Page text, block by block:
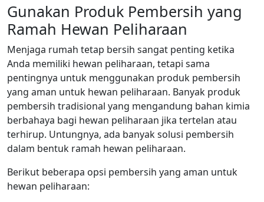
Gunakan Produk Pembersih yang
Ramah Hewan Peliharaan
Menjaga rumah tetap bersih sangat penting ketika
Anda memiliki hewan peliharaan, tetapi sama
pentingnya untuk menggunakan produk pembersih
yang aman untuk hewan peliharaan. Banyak produk
pembersih tradisional yang mengandung bahan kimia
berbahaya bagi hewan peliharaan jika tertelan atau
terhirup. Untungnya, ada banyak solusi pembersih
dalam bentuk ramah hewan peliharaan.
Berikut beberapa opsi pembersih yang aman untuk
hewan peliharaan: